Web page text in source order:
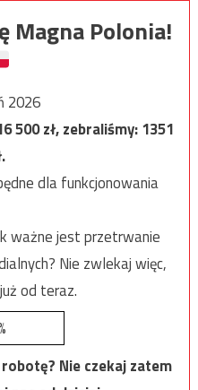
Magna Polonia!
2026
500zł, zebraliśmy:1351
dla funkcjonowania
ważne jest przetrwanie
Nie zwlekaj więc,
od teraz.
Nie czekaj zatem